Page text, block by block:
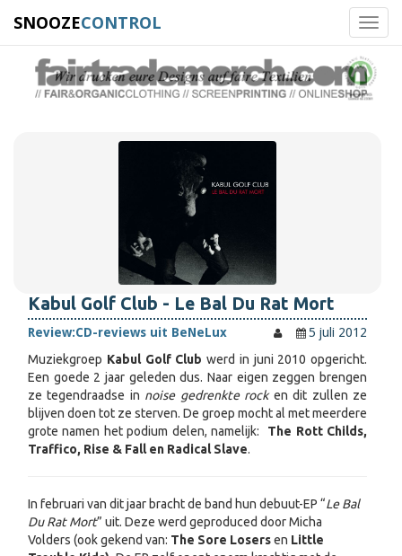
SNOOZECONTROL
Kabul Golf Club - Le Bal Du Rat Mort
Review:CD-reviews uit BeNeLux
5 juli 2012
Muziekgroep Kabul Golf Club werd in juni 2010 opgericht.
Een goede 2 jaar geleden dus. Naar eigen zeggen brengen
ze tegendraadse in noise gedrenkte rocken dit zullen ze
blijven doen tot ze sterven. De groep mocht al met meerdere
grote namen het podium delen, namelijk: The Rott Childs,
Traffico, Rise & Fall en Radical Slave.
In februari van dit jaar bracht de band hun debuut-EP “Le Bal
Du Rat Mort” uit. Deze werd geproduced door Micha
Volders (ook gekend van: The Sore Losersen Little